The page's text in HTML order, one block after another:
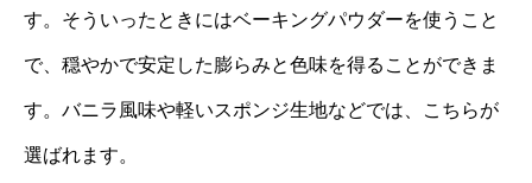
す。そういったときにはベーキングパウダーを使うこと
で、穏やかで安定した膨らみと色味を得ることができま
す。バニラ風味や軽いスポンジ生地などでは、こちらが
選ばれます。